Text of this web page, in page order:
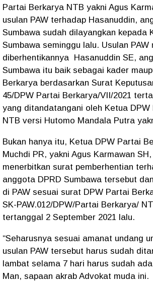
Partai Berkarya NTB yakni Agus
usulan PAW terhadap Hasanuddin,
Sumbawa sudah dilayangkan kepada
Sumbawa seminggu lalu. Usulan PAW
diberhentikannya Hasanuddin SE,
Sumbawa itu baik sebagai kader
Berkarya berdasarkan Surat
45/DPW Partai Berkarya/VII/2021
yang ditandatangani oleh Ketua
NTB versi Hutomo Mandala Putra
Bukan hanya itu, Ketua DPW Partai
Muchdi PR, yakni Agus Karmawan
menerbitkan surat pemberhentian
anggota DPRD Sumbawa tersebut
di PAW sesuai surat DPW Partai
SK-PAW.012/DPW/Partai Berkarya/
tertanggal 2 September 2021 lalu.
“Seharusnya sesuai amanat undang
usulan PAW tersebut harus sudah
lambat selama 7 hari harus sudah
Man, sapaan akrab Advokat muda ini.